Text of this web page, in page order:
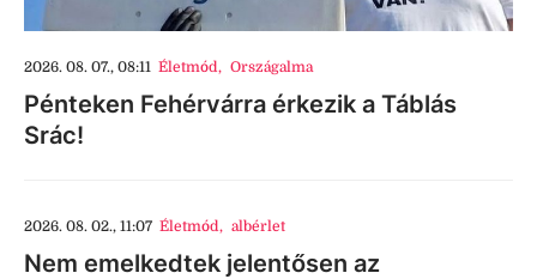
2026. 08. 07., 08:11 Életmód, Országalma
Pénteken Fehérvárra érkezik a Táblás
Srác!
2026. 08. 02., 11:07 Életmód, albérlet
Nem emelkedtek jelentősen az